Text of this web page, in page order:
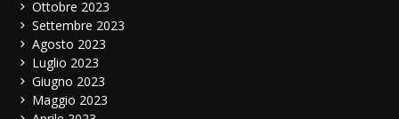
Ottobre 2023
Settembre 2023
Agosto 2023
Luglio 2023
Giugno 2023
Maggio 2023